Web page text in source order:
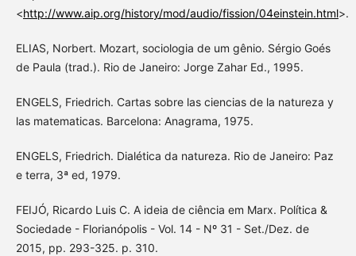
<http://www.aip.org/history/mod/audio/fission/04einstein.html>.
ELIAS, Norbert. Mozart, sociologia de um gênio. Sérgio Goés
de Paula (trad.). Rio de Janeiro: Jorge Zahar Ed., 1995.
ENGELS, Friedrich. Cartas sobre las ciencias de la natureza y
las matematicas. Barcelona: Anagrama, 1975.
ENGELS, Friedrich. Dialética da natureza. Rio de Janeiro: Paz
e terra, 3ª ed, 1979.
FEIJÓ, Ricardo Luis C. A ideia de ciência em Marx. Política &
Sociedade - Florianópolis - Vol. 14 - Nº 31 - Set./Dez. de
2015, pp. 293-325. p. 310.